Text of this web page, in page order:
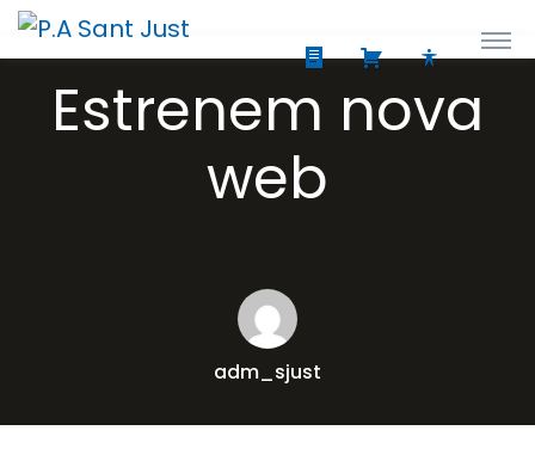
Estrenem nova
web
adm_sjust